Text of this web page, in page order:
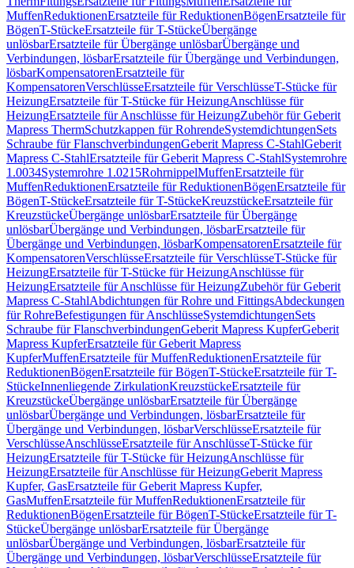
MuffenReduktionenErsatzteile für ReduktionenBögenErsatzteile für
BögenT-StückeErsatzteile für T-StückeÜbergänge
unlösbarErsatzteile für Übergänge unlösbarÜbergänge und
Verbindungen, lösbarErsatzteile für Übergänge und Verbindungen,
lösbarKompensatorenErsatzteile für
KompensatorenVerschlüsseErsatzteile für VerschlüsseT-Stücke für
HeizungErsatzteile für T-Stücke für HeizungAnschlüsse für
HeizungErsatzteile für Anschlüsse für HeizungZubehör für Geberit
Mapress ThermSchutzkappen für RohrendeSystemdichtungenSets
Schraube für FlanschverbindungenGeberit Mapress C-StahlGeberit
Mapress C-StahlErsatzteile für Geberit Mapress C-StahlSystemrohre
1.0034Systemrohre 1.0215RohrnippelMuffenErsatzteile für
MuffenReduktionenErsatzteile für ReduktionenBögenErsatzteile für
BögenT-StückeErsatzteile für T-StückeKreuzstückeErsatzteile für
KreuzstückeÜbergänge unlösbarErsatzteile für Übergänge
unlösbarÜbergänge und Verbindungen, lösbarErsatzteile für
Übergänge und Verbindungen, lösbarKompensatorenErsatzteile für
KompensatorenVerschlüsseErsatzteile für VerschlüsseT-Stücke für
HeizungErsatzteile für T-Stücke für HeizungAnschlüsse für
HeizungErsatzteile für Anschlüsse für HeizungZubehör für Geberit
Mapress C-StahlAbdichtungen für Rohre und FittingsAbdeckungen
für RohreBefestigungen für AnschlüsseSystemdichtungenSets
Schraube für FlanschverbindungenGeberit Mapress KupferGeberit
Mapress KupferErsatzteile für Geberit Mapress
KupferMuffenErsatzteile für MuffenReduktionenErsatzteile für
ReduktionenBögenErsatzteile für BögenT-StückeErsatzteile für T-
StückeInnenliegende ZirkulationKreuzstückeErsatzteile für
KreuzstückeÜbergänge unlösbarErsatzteile für Übergänge
unlösbarÜbergänge und Verbindungen, lösbarErsatzteile für
Übergänge und Verbindungen, lösbarVerschlüsseErsatzteile für
VerschlüsseAnschlüsseErsatzteile für AnschlüsseT-Stücke für
HeizungErsatzteile für T-Stücke für HeizungAnschlüsse für
HeizungErsatzteile für Anschlüsse für HeizungGeberit Mapress
Kupfer, GasErsatzteile für Geberit Mapress Kupfer,
GasMuffenErsatzteile für MuffenReduktionenErsatzteile für
ReduktionenBögenErsatzteile für BögenT-StückeErsatzteile für T-
StückeÜbergänge unlösbarErsatzteile für Übergänge
unlösbarÜbergänge und Verbindungen, lösbarErsatzteile für
Übergänge und Verbindungen, lösbarVerschlüsseErsatzteile für